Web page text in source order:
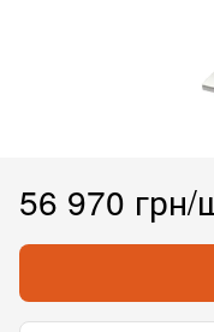
56 970 грн/